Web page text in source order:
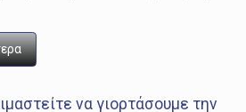
να γιορτάσουμε την